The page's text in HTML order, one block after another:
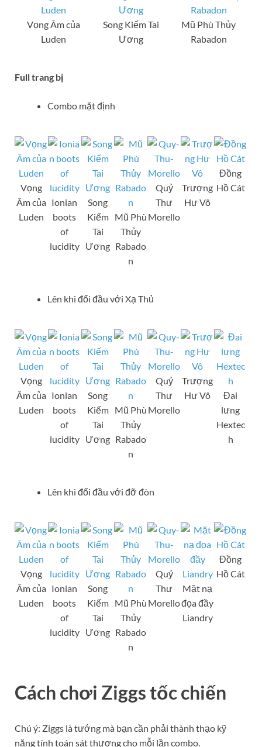
Vọng Âm của
Luden
Song Kiếm Tai
Ương
Mũ Phù Thủy
Rabadon
Full trang bị
Combo mặt định
Vọng
Âm của
Luden
Ionian
boots
of
lucidity
Song
Kiếm
Tai
Ương
Mũ Phù
Thủy
Rabado
n
Quỷ
Thư
Morello
Trượng
Hư Vô
Đồng
Hồ Cát
Lên khi đối đầu với Xạ Thủ
Vọng
Âm của
Luden
Ionian
boots
of
lucidity
Song
Kiếm
Tai
Ương
Mũ Phù
Thủy
Rabado
n
Quỷ
Thư
Morello
Trượng
Hư Vô
Đai
lưng
Hextec
h
Lên khi đối đầu với đỡ đòn
Vọng
Âm của
Luden
Ionian
boots
of
lucidity
Song
Kiếm
Tai
Ương
Mũ Phù
Thủy
Rabado
n
Quỷ
Thư
Morello
Mặt nạ
đọa đầy
Liandry
Đồng
Hồ Cát
Cách chơi Ziggs tốc chiến
Chú ý: Ziggs là tướng mà bạn cần phải thành thạo kỹ
năng tính toán sát thương cho mỗi lần combo.